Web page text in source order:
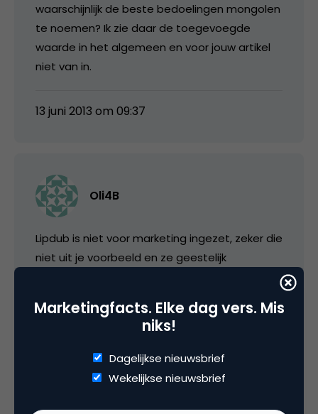
waarschijnlijk de beste bedoelingen mongolen
te noemen? Ik zie daar de toegevoegde
waarde in het algemeen en voor jouw artikel
niet van in.
13 juni 2013 om 09:37
Oli4B
Lipdub is niet voor marketing ingezet, zeker die
niet uit je voorbeeld en ze geestelijk
ervan uitgaat dat Britt authentiek is ben ik
gestopt met lezen …
13 juni 2013 om 11:47
Marketingfacts. Elke dag vers. Mis
niks!
Dagelijkse nieuwsbrief
Wekelijkse nieuwsbrief